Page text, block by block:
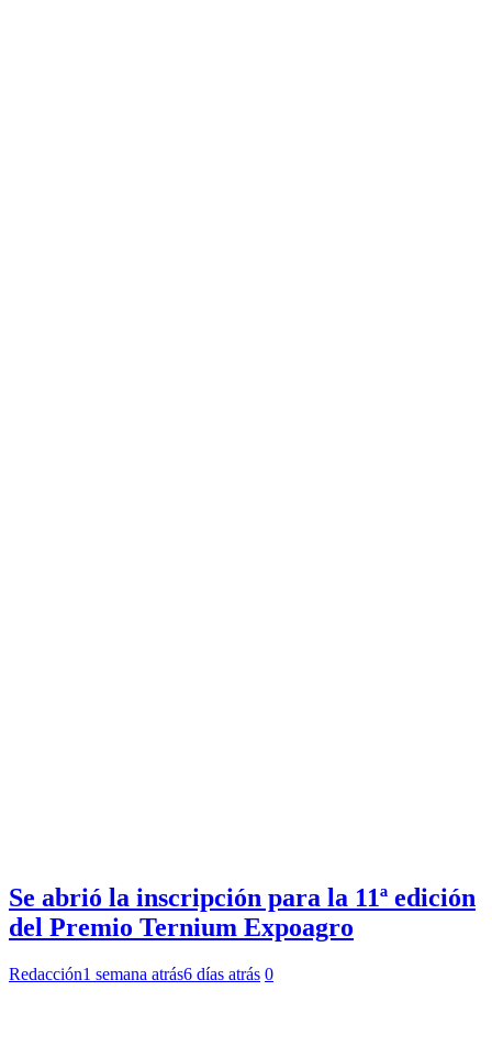
Se abrió la inscripción para la 11ª edición
del Premio Ternium Expoagro
Redacción1 semana atrás6 días atrás 0